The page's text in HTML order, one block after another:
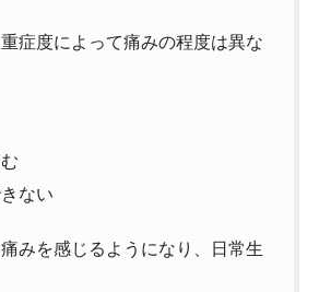
症度によって痛みの程度は異な
ない
みを感じるようになり、日常生